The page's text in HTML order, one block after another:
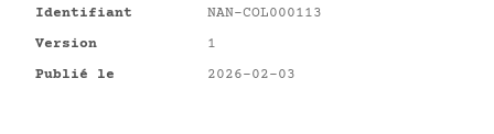
Identifiant
NAN-COL000113
Version
1
Publié le
2026-02-03